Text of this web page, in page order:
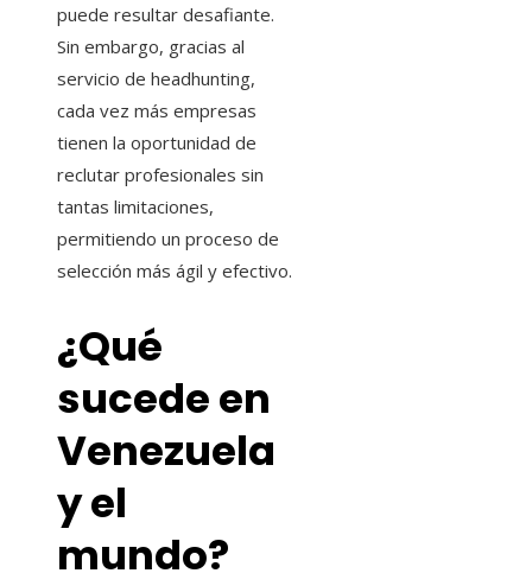
puede resultar desafiante.
Sin embargo, gracias al
servicio de headhunting,
cada vez más empresas
tienen la oportunidad de
reclutar profesionales sin
tantas limitaciones,
permitiendo un proceso de
selección más ágil y efectivo.
¿Qué
sucede en
Venezuela
y el
mundo?